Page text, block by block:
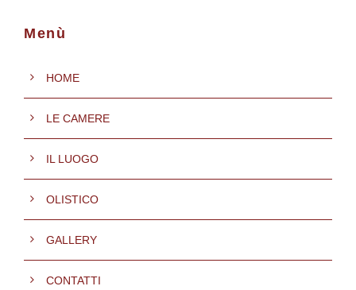
Menù
HOME
LE CAMERE
IL LUOGO
OLISTICO
GALLERY
CONTATTI